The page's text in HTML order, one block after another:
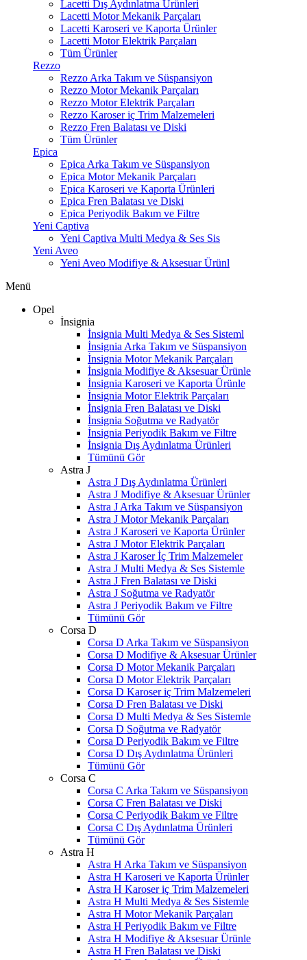
Lacetti Dış Aydınlatma Ürünleri
Lacetti Motor Mekanik Parçaları
Lacetti Karoseri ve Kaporta Ürünler
Lacetti Motor Elektrik Parçaları
Tüm Ürünler
Rezzo
Rezzo Arka Takım ve Süspansiyon
Rezzo Motor Mekanik Parçaları
Rezzo Motor Elektrik Parçaları
Rezzo Karoser iç Trim Malzemeleri
Rezzo Fren Balatası ve Diski
Tüm Ürünler
Epica
Epica Arka Takım ve Süspansiyon
Epica Motor Mekanik Parçaları
Epica Karoseri ve Kaporta Ürünleri
Epica Fren Balatası ve Diski
Epica Periyodik Bakım ve Filtre
Yeni Captiva
Yeni Captiva Multi Medya & Ses Sis
Yeni Aveo
Yeni Aveo Modifiye & Aksesuar Ürünl
Menü
Opel
İnsignia
İnsignia Multi Medya & Ses Sisteml
İnsignia Arka Takım ve Süspansiyon
İnsignia Motor Mekanik Parçaları
İnsignia Modifiye & Aksesuar Ürünle
İnsignia Karoseri ve Kaporta Ürünle
İnsignia Motor Elektrik Parçaları
İnsignia Fren Balatası ve Diski
İnsignia Soğutma ve Radyatör
İnsignia Periyodik Bakım ve Filtre
İnsignia Dış Aydınlatma Ürünleri
Tümünü Gör
Astra J
Astra J Dış Aydınlatma Ürünleri
Astra J Modifiye & Aksesuar Ürünler
Astra J Arka Takım ve Süspansiyon
Astra J Motor Mekanik Parçaları
Astra J Karoseri ve Kaporta Ürünler
Astra J Motor Elektrik Parçaları
Astra J Karoser İç Trim Malzemeler
Astra J Multi Medya & Ses Sistemle
Astra J Fren Balatası ve Diski
Astra J Soğutma ve Radyatör
Astra J Periyodik Bakım ve Filtre
Tümünü Gör
Corsa D
Corsa D Arka Takım ve Süspansiyon
Corsa D Modifiye & Aksesuar Ürünler
Corsa D Motor Mekanik Parçaları
Corsa D Motor Elektrik Parçaları
Corsa D Karoser iç Trim Malzemeleri
Corsa D Fren Balatası ve Diski
Corsa D Multi Medya & Ses Sistemle
Corsa D Soğutma ve Radyatör
Corsa D Periyodik Bakım ve Filtre
Corsa D Dış Aydınlatma Ürünleri
Tümünü Gör
Corsa C
Corsa C Arka Takım ve Süspansiyon
Corsa C Fren Balatası ve Diski
Corsa C Periyodik Bakım ve Filtre
Corsa C Dış Aydınlatma Ürünleri
Tümünü Gör
Astra H
Astra H Arka Takım ve Süspansiyon
Astra H Karoseri ve Kaporta Ürünler
Astra H Karoser iç Trim Malzemeleri
Astra H Multi Medya & Ses Sistemle
Astra H Motor Mekanik Parçaları
Astra H Periyodik Bakım ve Filtre
Astra H Modifiye & Aksesuar Ürünle
Astra H Fren Balatası ve Diski